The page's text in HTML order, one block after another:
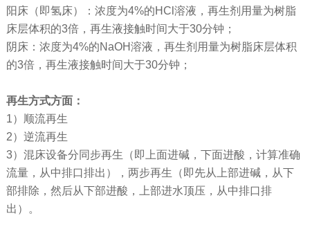
阳床（即氢床）：浓度为4%的HCl溶液，再生剂用量为树脂
床层体积的3倍，再生液接触时间大于30分钟；
阴床：浓度为4%的NaOH溶液，再生剂用量为树脂床层体积
的3倍，再生液接触时间大于30分钟；
再生方式方面：
1）顺流再生
2）逆流再生
3）混床设备分同步再生（即上面进碱，下面进酸，计算准确
流量，从中排口排出），两步再生（即先从上部进碱，从下
部排除，然后从下部进酸，上部进水顶压，从中排口排
出）。